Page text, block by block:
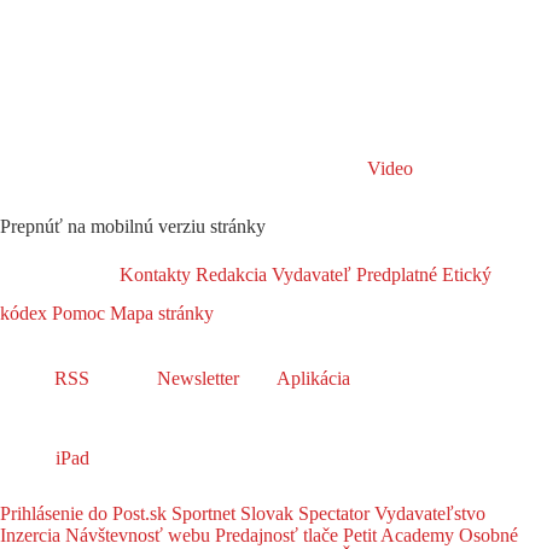
Video
Prepnúť na mobilnú verziu stránky
Kontakty Redakcia Vydavateľ Predplatné Etický
kódex Pomoc Mapa stránky
RSS Newsletter Aplikácia
iPad
Prihlásenie do Post.sk Sportnet Slovak SpectatorVydavateľstvo
Inzercia Návštevnosť webu Predajnosť tlače Petit Academy Osobné